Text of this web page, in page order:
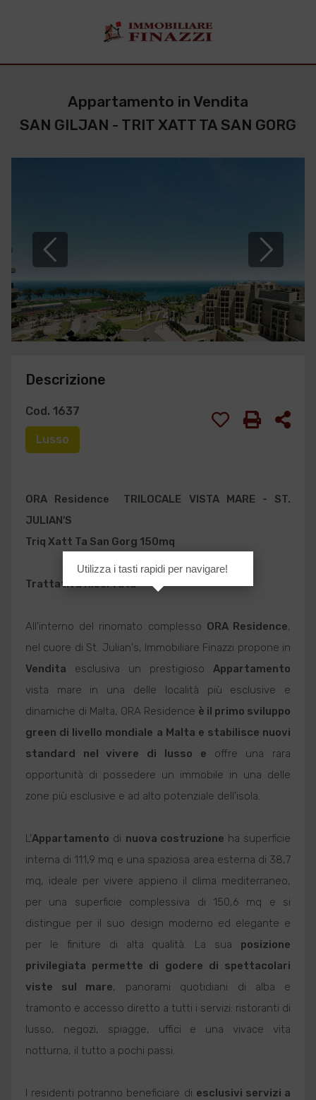
Appartamento in Vendita
SAN GILJAN - TRIT XATT TA SAN GORG
[ 1 / 4 ]
Descrizione
Cod. 1637
Lusso
ORA Residence  TRILOCALE VISTA MARE - ST.
JULIAN'S
Triq Xatt Ta San Gorg 150mq
Trattativa Riservata
All'interno del rinomato complesso ORA Residence,
nel cuore di St. Julian's, Immobiliare Finazzi propone in
Vendita esclusiva un prestigiosoAppartamento
vista mare in una delle località più esclusive e
dinamiche di Malta, ORA Residence è il primo sviluppo
green di livello mondiale a Malta e stabilisce nuovi
standard nel vivere di lusso e offre una rara
opportunità di possedere un immobile in una delle
zone più esclusive e ad alto potenziale dell'isola.
L'Appartamento di nuova costruzione ha superficie
interna di 111,9 mq e una spaziosa area esterna di 38,7
mq, ideale per vivere appieno il clima mediterraneo,
per una superficie complessiva di 150,6 mq e si
distingue per il suo design moderno ed elegante e
per le finiture di alta qualità. La sua posizione
privilegiata permette di godere di spettacolari
viste sul mare, panorami quotidiani di alba e
tramonto e accesso diretto a tutti i servizi: ristoranti di
lusso, negozi, spiagge, uffici e una vivace vita
notturna, il tutto a pochi passi.
I residenti potranno beneficiare di esclusivi servizi a
Utilizza i tasti rapidi per navigare!